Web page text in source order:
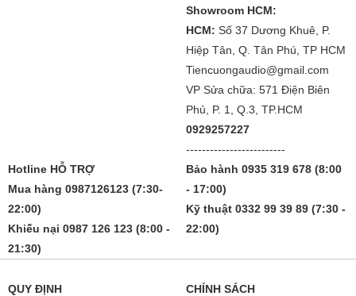
Showroom HCM:
HCM: Số 37 Dương Khuê, P.
Hiệp Tân, Q. Tân Phú, TP HCM
Tiencuongaudio@gmail.com
VP Sửa chữa: 571 Điện Biên
Phủ, P. 1, Q.3, TP.HCM
0929257227
-------------------------
Hotline HỖ TRỢ
Mua hàng 0987126123 (7:30-
22:00)
Khiếu nại 0987 126 123 (8:00 -
21:30)
Bảo hành 0935 319 678 (8:00
- 17:00)
Kỹ thuật 0332 99 39 89 (7:30 -
22:00)
QUY ĐỊNH CHÍNH SÁCH